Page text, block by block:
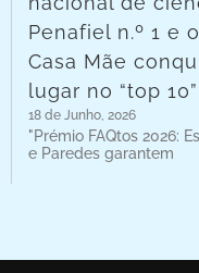
Penafiel n.º 1 e
Casa Mãe
lugar no “top
18 de Junho, 2026
"Prémio FAQtos 2026:
e Paredes garantem